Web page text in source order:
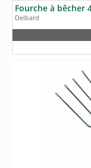
Fourche à bêcher
Delbard